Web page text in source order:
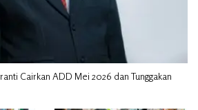
Cairkan ADD Mei 2026 dan Tunggakan